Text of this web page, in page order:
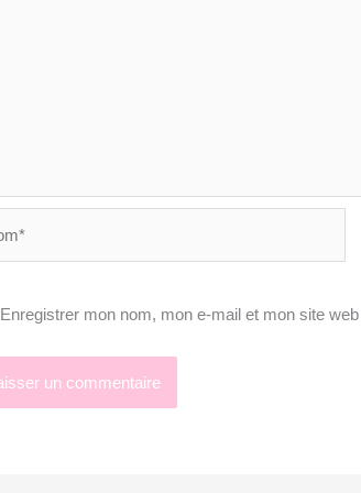
Enregistrer mon nom, mon e-mail et mon site